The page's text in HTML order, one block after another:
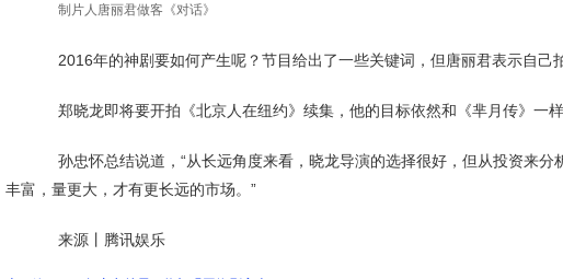
制片人唐丽君做客《对话》
2016年的神剧要如何产生呢？节目给出了一些关键词，但唐丽君表示自己拍
郑晓龙即将要开拍《北京人在纽约》续集，他的目标依然和《芈月传》一样
孙忠怀总结说道，“从长远角度来看，晓龙导演的选择很好，但从投资来分析
丰富，量更大，才有更长远的市场。”
来源丨腾讯娱乐